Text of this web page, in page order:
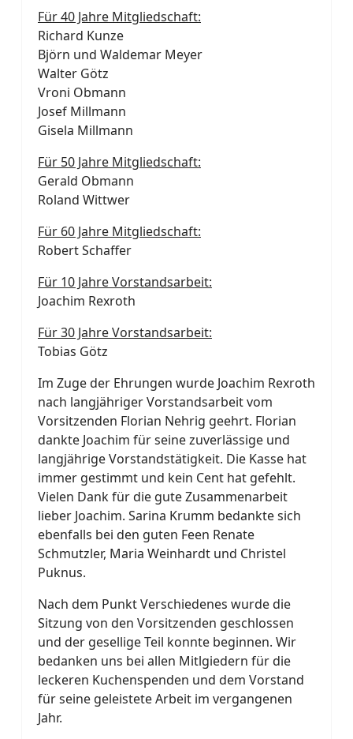
Für 40 Jahre Mitgliedschaft:
Richard Kunze
Björn und Waldemar Meyer
Walter Götz
Vroni Obmann
Josef Millmann
Gisela Millmann
Für 50 Jahre Mitgliedschaft:
Gerald Obmann
Roland Wittwer
Für 60 Jahre Mitgliedschaft:
Robert Schaffer
Für 10 Jahre Vorstandsarbeit:
Joachim Rexroth
Für 30 Jahre Vorstandsarbeit:
Tobias Götz
Im Zuge der Ehrungen wurde Joachim Rexroth
nach langjähriger Vorstandsarbeit vom
Vorsitzenden Florian Nehrig geehrt. Florian
dankte Joachim für seine zuverlässige und
langjährige Vorstandstätigkeit. Die Kasse hat
immer gestimmt und kein Cent hat gefehlt.
Vielen Dank für die gute Zusammenarbeit
lieber Joachim. Sarina Krumm bedankte sich
ebenfalls bei den guten Feen Renate
Schmutzler, Maria Weinhardt und Christel
Puknus.
Nach dem Punkt Verschiedenes wurde die
Sitzung von den Vorsitzenden geschlossen
und der gesellige Teil konnte beginnen. Wir
bedanken uns bei allen Mitlgiedern für die
leckeren Kuchenspenden und dem Vorstand
für seine geleistete Arbeit im vergangenen
Jahr.